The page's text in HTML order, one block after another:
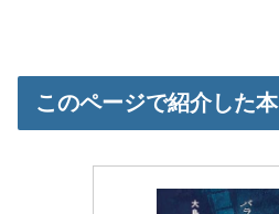
このページで紹介した本